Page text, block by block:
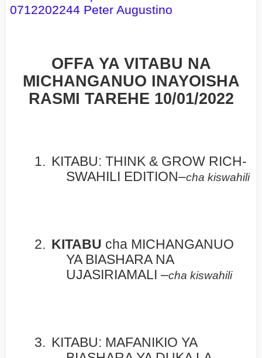
0712202244 Peter Augustino
OFFA YA VITABU NA
MICHANGANUO INAYOISHA
RASMI TAREHE 10/01/2022
1. KITABU: THINK & GROW RICH-
SWAHILI EDITION–cha kiswahili
2. KITABU cha MICHANGANUO
YA BIASHARA NA
UJASIRIAMALI –cha kiswahili
3. KITABU: MAFANIKIO YA